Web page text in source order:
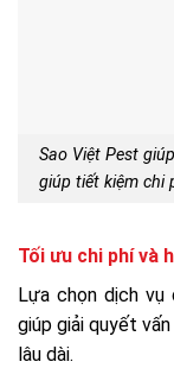
Sao Việt Pest
giúp tiết kiệm chi
Tối ưu chi phí và
Lựa chọn dịch vụ
giúp giải quyết
lâu dài.